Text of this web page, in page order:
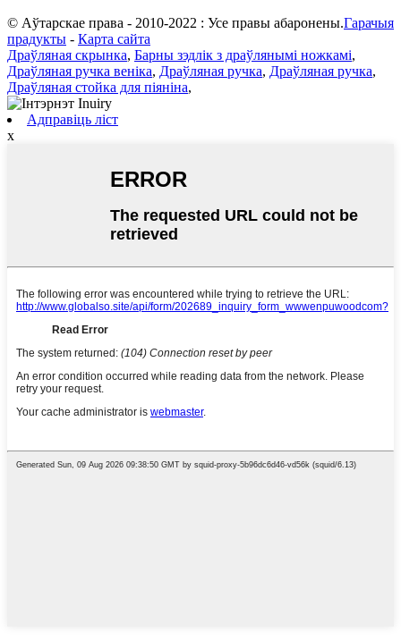
© Аўтарскае права - 2010-2022 : Усе правы абаронены.Гарачыя
прадукты - Карта сайта
Драўляная скрынка, Барны зэдлік з драўлянымі ножкамі,
Драўляная ручка веніка, Драўляная ручка, Драўляная ручка,
Драўляная стойка для піяніна,
Адправіць ліст
x